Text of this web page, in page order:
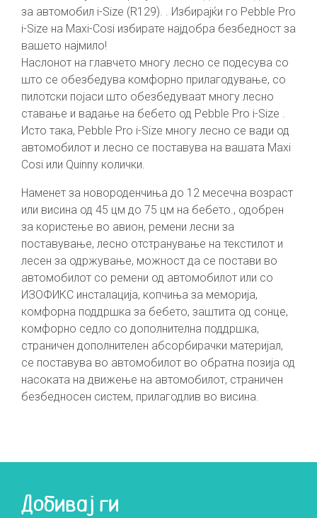
за автомобил i-Size (R129). . Избирајќи го Pebble Pro
i-Size на Maxi-Cosi избирате најдобра безбедност за
вашето најмило!
Наслонот на главчето многу лесно се подесува со
што се обезбедува комфорно прилагодување, со
пилотски појаси што обезбедуваат многу лесно
ставање и вадање на бебето од Pebble Pro i-Size .
Исто така, Pebble Pro i-Size многу лесно се вади од
автомобилот и лесно се поставува на вашата Maxi
Cosi или Quinny колички.
Наменет за новороденчиња до 12 месечна возраст
или висина од 45 цм до 75 цм на бебето., одобрен
за користење во авион, ремени лесни за
поставување, лесно отстранување на текстилот и
лесен за одржување, можност да се постави во
автомобилот со ремени од автомобилот или со
ИЗОФИКС инсталација, копчиња за меморија,
комфорна поддршка за бебето, заштита од сонце,
комфорно седло со дополнителна поддршка,
страничен дополнителен абсорбирачки материјал,
се поставува во автомобилот во обратна позија од
насоката на движење на автомобилот, страничен
безбедносен систем, прилагодлив во висина.
Добивај ги